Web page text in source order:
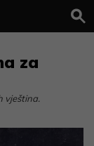
za
vještina.